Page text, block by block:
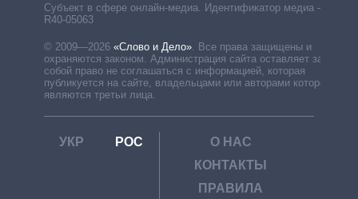
Субъект в сфере онлайн-медиа. Идентификатор медиа –
R40-05063
© 2009—2026 «Слово и Дело» Все права защищены и
охраняются законом. Администрация сайта оставляет за
собой право не соглашаться с информацией, которая
публикуется на сайте, владельцами или авторами которой
являются третьи лица.
УКР РОС
О НАС
КОНТАКТЫ
ПРАВИЛА